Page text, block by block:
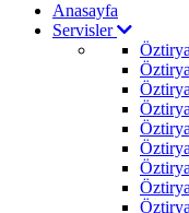
Anasayfa
Servisler